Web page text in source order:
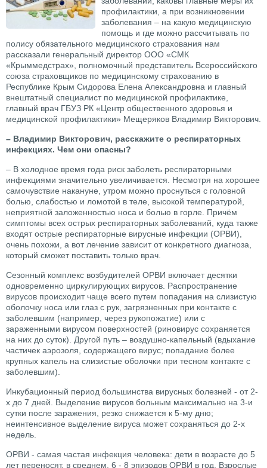
профилактики, а при возникновении
заболевания – на какую медицинскую
помощь и где можно рассчитывать по
полису обязательного медицинского страхования нам
рассказали генеральный директор ООО «СМК
«Крыммедстрах», полномочный представитель Всероссийского
союза страховщиков по медицинскому страхованию в
Республике Крым Сидорова Елена Александровна и главный
внештатный специалист по медицинской профилактике,
главный врач ГБУЗ РК «Центр общественного здоровья и
медицинской профилактики» Мещеряков Владимир Викторович.
– Владимир Викторович, расскажите о респираторных
инфекциях. Чем они опасны?
– В холодное время года риск заболеть респираторными
инфекциями значительно увеличивается. Несмотря на хорошее
самочувствие накануне, утром можно проснуться с головной
болью, слабостью и ломотой в теле, высокой температурой,
неприятной заложенностью носа и болью в горле. Причём
симптомы всех острых респираторных заболеваний, куда также
входят острые респираторные вирусные инфекции (ОРВИ),
очень похожи, а вот лечение зависит от конкретного диагноза,
который сможет поставить только врач.
Сезонный комплекс возбудителей ОРВИ включает десятки
одновременно циркулирующих вирусов. Распространение
вирусов происходит чаще всего путем попадания на слизистую
оболочку носа или глаз с рук, загрязненных при контакте с
заболевшим (например, через рукопожатие) или с
зараженными вирусом поверхностей (риновирус сохраняется
на них до суток). Другой путь – воздушно-капельный (вдыхание
частичек аэрозоля, содержащего вирус; попадание более
крупных капель на слизистые оболочки при тесном контакте с
заболевшим).
Инкубационный период большинства вирусных болезней - от 2-
х до 7 дней. Выделение вирусов больным максимально на 3-и
сутки после заражения, резко снижается к 5-му дню;
неинтенсивное выделение вируса может сохраняться до 2-х
недель.
ОРВИ - самая частая инфекция человека: дети в возрасте до 5
лет переносят, в среднем, 6 - 8 эпизодов ОРВИ в год. Взрослые